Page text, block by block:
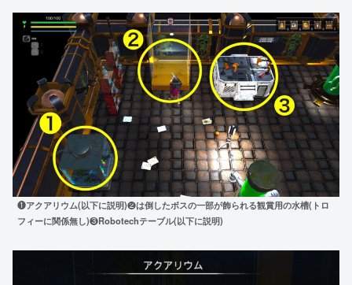
❶アクアリウム(以下に説明)❷は倒したボスの一部が飾られる観賞用の水槽(トロ
フィーに関係無し)❸Robotechテーブル(以下に説明)